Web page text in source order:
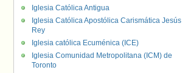
Iglesia Católica Antigua
Iglesia Católica Apostólica Carismática Jesús
Rey
Iglesia católica Ecuménica (ICE)
Iglesia Comunidad Metropolitana (ICM) de
Toronto